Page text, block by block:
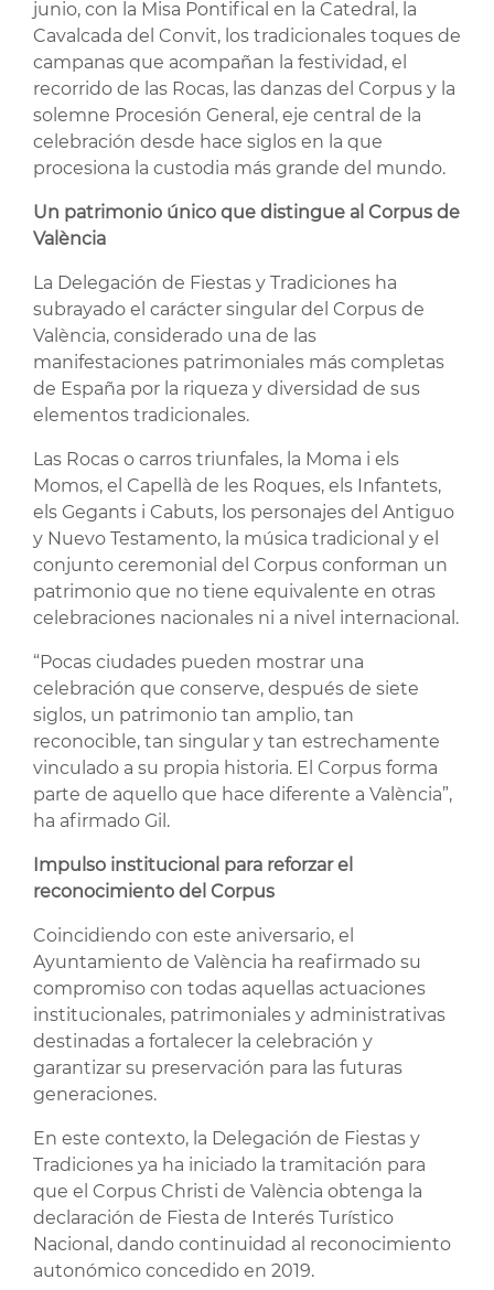
junio, con la Misa Pontifical en la Catedral, la
Cavalcada del Convit, los tradicionales toques de
campanas que acompañan la festividad, el
recorrido de las Rocas, las danzas del Corpus y la
solemne Procesión General, eje central de la
celebración desde hace siglos en la que
procesiona la custodia más grande del mundo.
Un patrimonio único que distingue al Corpus de
València
La Delegación de Fiestas y Tradiciones ha
subrayado el carácter singular del Corpus de
València, considerado una de las
manifestaciones patrimoniales más completas
de España por la riqueza y diversidad de sus
elementos tradicionales.
Las Rocas o carros triunfales, la Moma i els
Momos, el Capellà de les Roques, els Infantets,
els Gegants i Cabuts, los personajes del Antiguo
y Nuevo Testamento, la música tradicional y el
conjunto ceremonial del Corpus conforman un
patrimonio que no tiene equivalente en otras
celebraciones nacionales ni a nivel internacional.
“Pocas ciudades pueden mostrar una
celebración que conserve, después de siete
siglos, un patrimonio tan amplio, tan
reconocible, tan singular y tan estrechamente
vinculado a su propia historia. El Corpus forma
parte de aquello que hace diferente a València”,
ha afirmado Gil.
Impulso institucional para reforzar el
reconocimiento del Corpus
Coincidiendo con este aniversario, el
Ayuntamiento de València ha reafirmado su
compromiso con todas aquellas actuaciones
institucionales, patrimoniales y administrativas
destinadas a fortalecer la celebración y
garantizar su preservación para las futuras
generaciones.
En este contexto, la Delegación de Fiestas y
Tradiciones ya ha iniciado la tramitación para
que el Corpus Christi de València obtenga la
declaración de Fiesta de Interés Turístico
Nacional, dando continuidad al reconocimiento
autonómico concedido en 2019.